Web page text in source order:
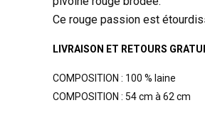
Ce rouge passion est
LIVRAISON ET RETOURS
COMPOSITION : 100 % laine
COMPOSITION : 54 cm à 62 cm